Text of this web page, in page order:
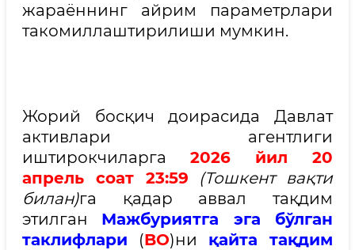
жараённинг айрим параметрлари
такомиллаштирилиши мумкин.
Жорий босқич доирасида Давлат
активлари агентлиги
иштирокчиларга 2026 йил 20
апрель соат 23:59
(Тошкент вақти
билан)га қадар аввал тақдим
этилган Мажбуриятга эга бўлган
таклифлари (BO)ни қайта тақдим